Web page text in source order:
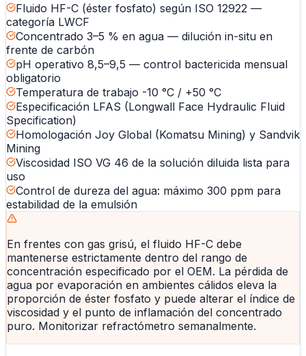
Fluido HF-C (éster fosfato) según ISO 12922 —
categoría LWCF
Concentrado 3–5 % en agua — dilución in-situ en
frente de carbón
pH operativo 8,5–9,5 — control bactericida mensual
obligatorio
Temperatura de trabajo -10 °C / +50 °C
Especificación LFAS (Longwall Face Hydraulic Fluid
Specification)
Homologación Joy Global (Komatsu Mining) y Sandvik
Mining
Viscosidad ISO VG 46 de la solución diluida lista para
uso
Control de dureza del agua: máximo 300 ppm para
estabilidad de la emulsión
En frentes con gas grisú, el fluido HF-C debe
mantenerse estrictamente dentro del rango de
concentración especificado por el OEM. La pérdida de
agua por evaporación en ambientes cálidos eleva la
proporción de éster fosfato y puede alterar el índice de
viscosidad y el punto de inflamación del concentrado
puro. Monitorizar refractómetro semanalmente.